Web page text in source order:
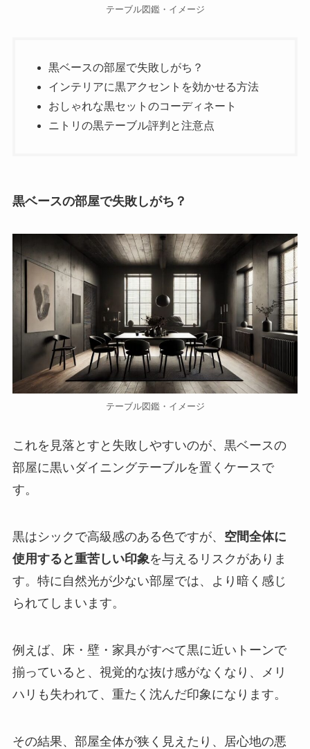
テーブル図鑑・イメージ
黒ベースの部屋で失敗しがち？
インテリアに黒アクセントを効かせる方法
おしゃれな黒セットのコーディネート
ニトリの黒テーブル評判と注意点
黒ベースの部屋で失敗しがち？
テーブル図鑑・イメージ
これを見落とすと失敗しやすいのが、黒ベースの
部屋に黒いダイニングテーブルを置くケースで
す。
黒はシックで高級感のある色ですが、 空間全体に
使用すると重苦しい印象 を与えるリスクがありま
す。特に自然光が少ない部屋では、より暗く感じ
られてしまいます。
例えば、床・壁・家具がすべて黒に近いトーンで
揃っていると、視覚的な抜け感がなくなり、メリ
ハリも失われて、重たく沈んだ印象になります。
その結果、部屋全体が狭く見えたり、居心地の悪